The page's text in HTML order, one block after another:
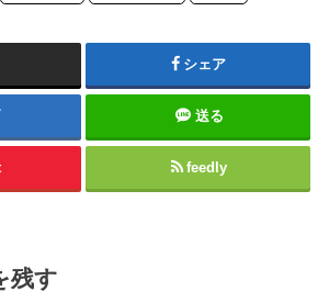
シェア
送る
feedly
残す